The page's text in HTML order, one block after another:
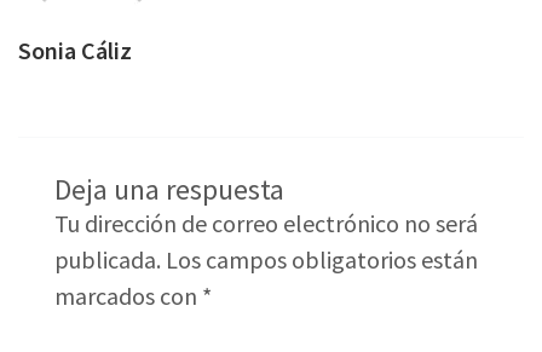
Sonia Cáliz
Deja una respuesta
Tu dirección de correo electrónico no será
publicada. Los campos obligatorios están
marcados con *